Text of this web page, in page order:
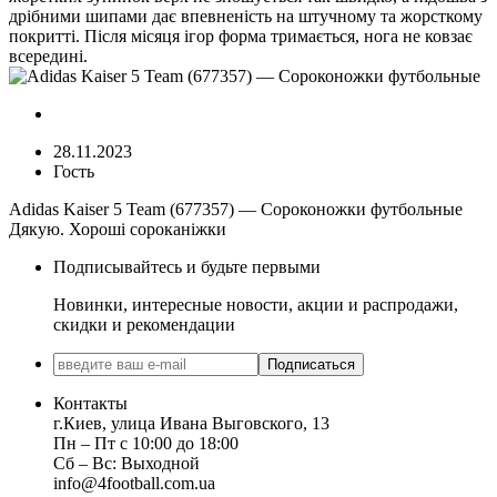
дрібними шипами дає впевненість на штучному та жорсткому
покритті. Після місяця ігор форма тримається, нога не ковзає
всередині.
28.11.2023
Гость
Adidas Kaiser 5 Team (677357) — Сороконожки футбольные
Дякую. Хороші сороканіжки
Подписывайтесь и будьте первыми
Новинки, интересные новости, акции и распродажи,
скидки и рекомендации
Подписаться
Контакты
г.Киев, улица Ивана Выговского, 13
Пн ‒ Пт с 10:00 до 18:00
Сб ‒ Вс: Выходной
info@4football.com.ua